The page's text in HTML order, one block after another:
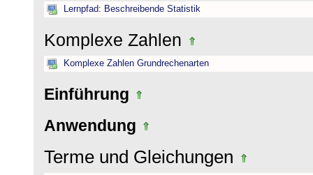
Lernpfad: Beschreibende Statistik
Komplexe Zahlen
Komplexe Zahlen Grundrechenarten
Einführung
Anwendung
Terme und Gleichungen